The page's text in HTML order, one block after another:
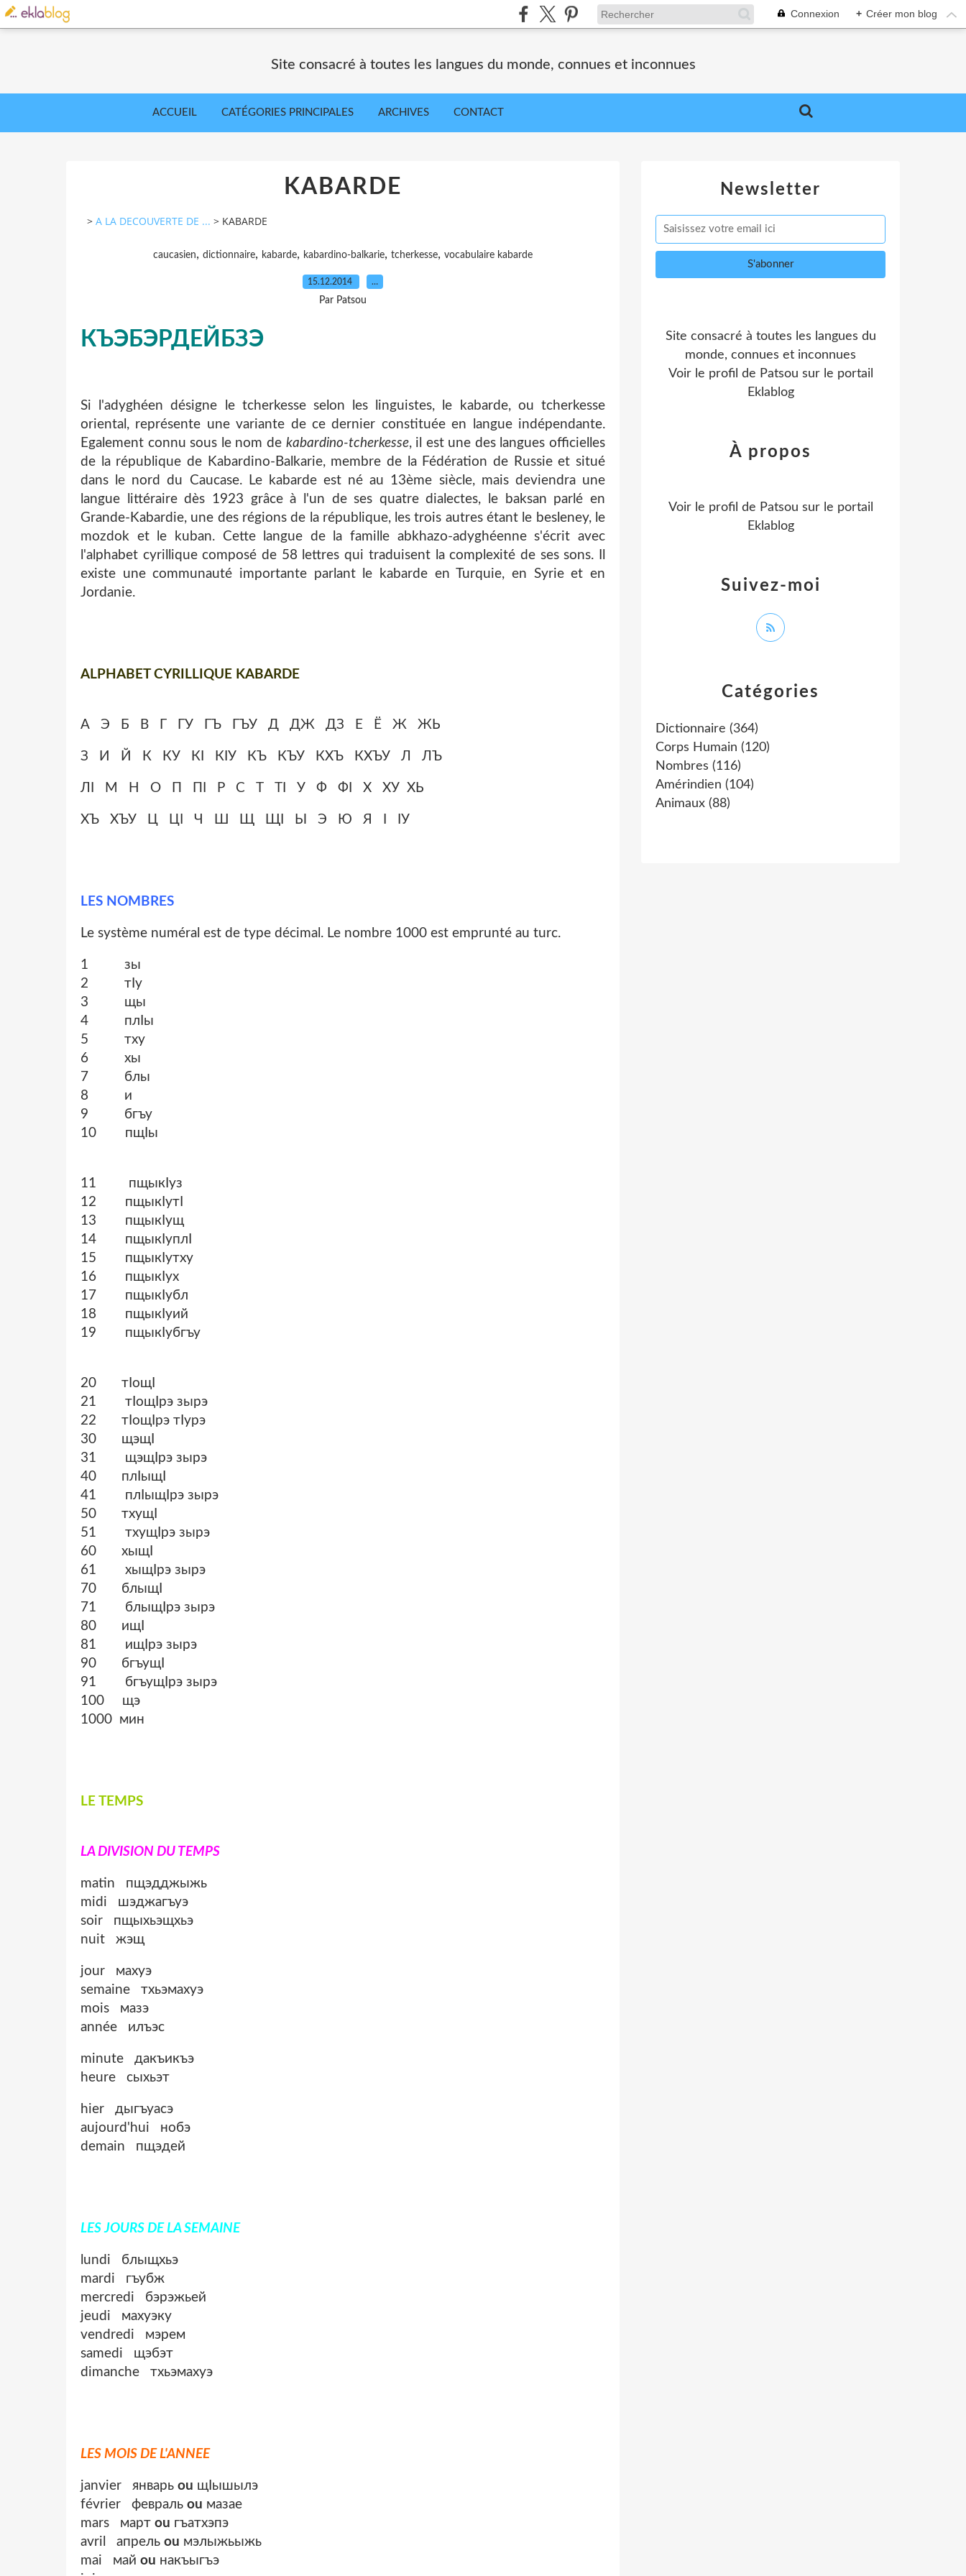
Connexion + Créer mon blog
Site consacré à toutes les langues du monde, connues et inconnues
ACCUEIL CATÉGORIES PRINCIPALES ARCHIVES CONTACT
KABARDE
> A LA DECOUVERTE DE ... > KABARDE
caucasien, dictionnaire, kabarde, kabardino-balkarie, tcherkesse, vocabulaire kabarde
15.12.2014 …
Par Patsou
КЪЭБЭРДЕЙБЗЭ
Si l'adyghéen désigne le tcherkesse selon les linguistes, le kabarde, ou tcherkesse
oriental, représente une variante de ce dernier constituée en langue indépendante.
Egalement connu sous le nom de kabardino-tcherkesse, il est une des langues officielles
de la répu blique de Kabardino-Balkarie, membre de la Fédération de Russie et situé
dans le norddu Caucase. Le kabarde est né au 13ème siècle, mais deviendra une
langue littéraire dès 1923 grâce à l'un de ses quatre dialectes, le baksan parlé en
Grande-Kabardie, une des régions de la république, les trois autres étant le besleney, le
mozdok et le kuban. Cette
langue de la famille abkhazo-adyghéenne s'écrit avec
l'alphabet cyrillique composé de 58 lettres qui traduisent la complexité de ses sons. Il
existe une communauté importante parlant le kabarde en Turquie, en Syrie et en
Jordanie.
ALPHABET CYRILLIQUE KABARDE
А Э Б В Г ГУ ГЪ ГЪУ Д ДЖ ДЗ Е Ë Ж ЖЬ
З И Й К КУ КӀ КӀУ КЪ КЪУ КХЪ КХЪУ Л ЛЪ
ЛӀ М Н О П ПӀ Р С Т ТӀ У Ф ФӀ Х ХУ ХЬ
ХЪ ХЪУ Ц ЦӀ Ч Ш Щ ЩӀ Ы Э Ю Я Ӏ ӀУ
LES NOMBRES
Le système numéral est de type décimal. Le nombre 1000 est emprunté au turc.
1 зы
2 тӏу
3 щы
4 плӏы
5 тху
6 хы
7 блы
8 и
9 бгъу
10 пщӏы
11 пщыкӏуз
12 пщыкӏутӏ
13 пщыкӏущ
14 пщыкӏуплӏ
15 пщыкӏутху
16 пщыкӏух
17 пщыкӏубл
18 пщыкӏуий
19 пщыкӏубгъу
20 тӏощӏ
21 тӏощӏрэ зырэ
22 тӏощӏрэ тӏурэ
30 щэщӏ
31 щэщӏрэ зырэ
40 плӏыщӏ
41 плӏыщӏрэ зырэ
50 тхущӏ
51 тхущӏрэ зырэ
60 хыщӏ
61 хыщӏрэ зырэ
70 блыщӏ
71 блыщӏрэ зырэ
80 ищӏ
81 ищӏрэ зырэ
90 бгъущӏ
91 бгъущӏрэ зырэ
100 щэ
1000 мин
LE TEMPS
LA DIVISION DU TEMPS
matin пщэдджыжь
midi шэджагъуэ
soir пщыхьэщхьэ
nuit жэщ
jour махуэ
semaine тхьэмахуэ
mois мазэ
année илъэс
minute дакъикъэ
heure сыхьэт
hier дыгъуасэ
aujourd'hui нобэ
demain пщэдей
LES JOURS DE LA SEMAINE
lundi блыщхьэ
mardi гъубж
mercredi бэрэжьей
jeudi махуэку
vendredi мэрем
samedi щэбэт
dimanche тхьэмахуэ
LES MOIS DE L'ANNEE
janvier январь ou щӏышылэ
février февраль ou мазае
mars март ou гъатхэпэ
avril апрель ou мэлыжьыжь
mai май ou накъыгъэ
Newsletter
Catégories
Dictionnaire (364)
Corps Humain (120)
Nombres (116)
Amérindien (104)
Animaux (88)
Site consacré à toutes les langues du
monde, connues et inconnues
Voir le profil de Patsou sur le portail
Eklablog
Suivez-moi
À propos
Voir le profil de Patsou sur le portail
Eklablog